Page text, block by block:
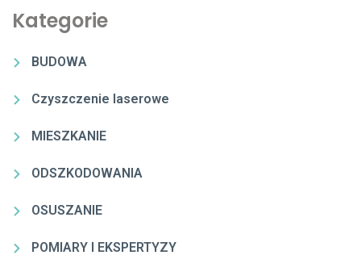
Kategorie
BUDOWA
Czyszczenie laserowe
MIESZKANIE
ODSZKODOWANIA
OSUSZANIE
POMIARY I EKSPERTYZY